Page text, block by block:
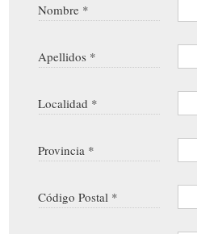
Nombre *
Apellidos *
Localidad *
Provincia *
Código Postal *